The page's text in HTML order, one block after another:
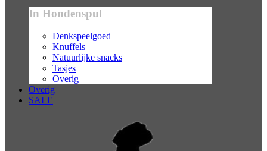
In Hondenspul
Denkspeelgoed
Knuffels
Natuurlijke snacks
Tasjes
Overig
Overig
SALE